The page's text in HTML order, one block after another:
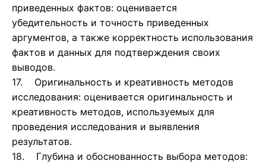
приведенных фактов: оценивается
убедительность и точность приведенных
аргументов, а также корректность использования
фактов и данных для подтверждения своих
выводов.
17. Оригинальность и креативность методов
исследования: оценивается оригинальность и
креативность методов, используемых для
проведения исследования и выявления
результатов.
18. Глубина и обоснованность выбора методов: